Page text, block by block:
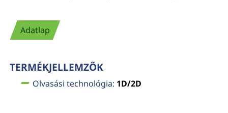
Adatlap
TERMÉKJELLEMZŐK
Olvasási technológia: 1D/2D